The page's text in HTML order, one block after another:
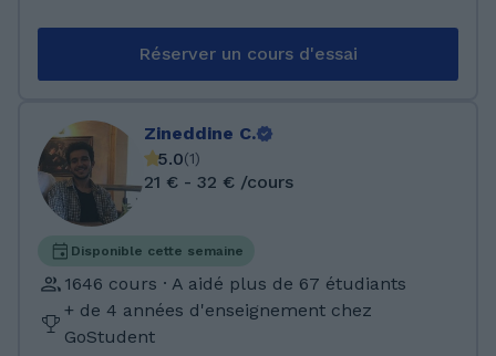
de nombreux élèves et étudiants cherchant à
améliorer leurs compétences en sciences et à
atteindre des objectifs spécifiques. Pour
accomplir mon travail, j'utilise une méthode
spécialisée adaptée aux besoins de chaque
élève, en prenant en compte sa capacité de
compréhension. J'efforce de créer un
environnement de travail où l'élève se sent à
l'aise et enthousiaste, ce qui favorise une
Réserver un cours d'essai
Zineddine C.
5.0(1)
21 € - 32 € /cours
Disponible cette semaine
1646 cours · A aidé plus de 67 étudiants
+ de 4 années d'enseignement chez
GoStudent